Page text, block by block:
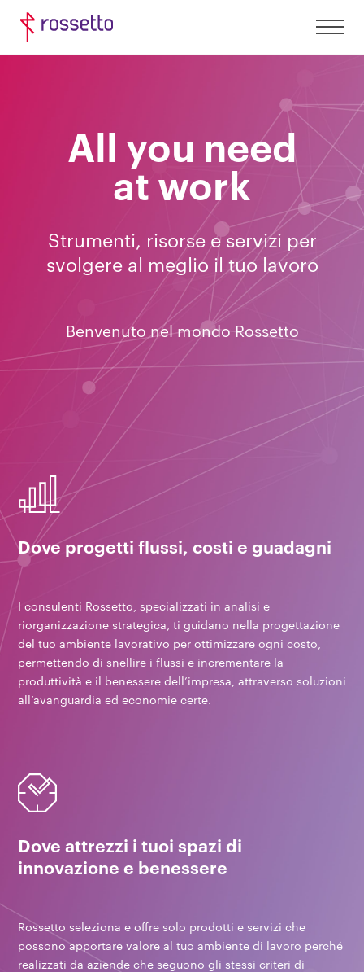
All you need
at work
Strumenti, risorse e servizi per
svolgere al meglio il tuo lavoro
Benvenuto nel mondo Rossetto
Dove progetti flussi, costi e guadagni
I consulenti Rossetto, specializzati in analisi e
riorganizzazione strategica, ti guidano nella progettazione
del tuo ambiente lavorativo per ottimizzare ogni costo,
permettendo di snellire i flussi e incrementare la
produttività e il benessere dell’impresa, attraverso soluzioni
all’avanguardia ed economie certe.
Dove attrezzi i tuoi spazi di
innovazione e benessere
Rossetto seleziona e offre solo prodotti e servizi che
possono apportare valore al tuo ambiente di lavoro perché
realizzati da aziende che seguono gli stessi criteri di